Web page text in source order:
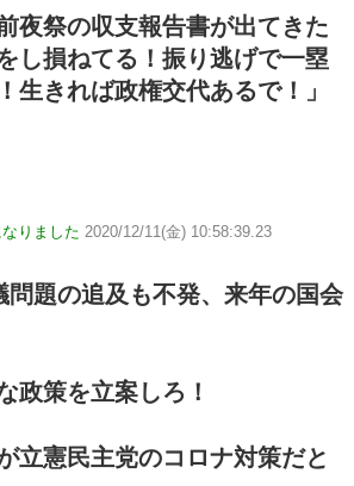
夜祭の収支報告書が出てきた
し損ねてる！振り逃げで一塁
生きれば政権交代あるで！」
りました 2020/12/11(金) 10:58:39.23
題の追及も不発、来年の国会
政策を立案しろ！
立憲民主党のコロナ対策だと